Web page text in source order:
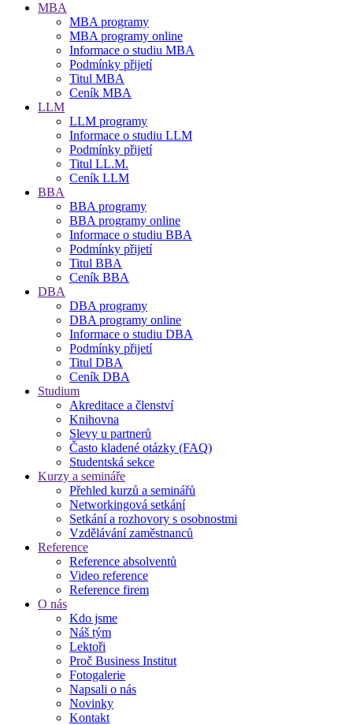
MBA
MBA programy
MBA programy online
Informace o studiu MBA
Podmínky přijetí
Titul MBA
Ceník MBA
LLM
LLM programy
Informace o studiu LLM
Podmínky přijetí
Titul LL.M.
Ceník LLM
BBA
BBA programy
BBA programy online
Informace o studiu BBA
Podmínky přijetí
Titul BBA
Ceník BBA
DBA
DBA programy
DBA programy online
Informace o studiu DBA
Podmínky přijetí
Titul DBA
Ceník DBA
Studium
Akreditace a členství
Knihovna
Slevy u partnerů
Často kladené otázky (FAQ)
Studentská sekce
Kurzy a semináře
Přehled kurzů a seminářů
Networkingová setkání
Setkání a rozhovory s osobnostmi
Vzdělávání zaměstnanců
Reference
Reference absolventů
Video reference
Reference firem
O nás
Kdo jsme
Náš tým
Lektoři
Proč Business Institut
Fotogalerie
Napsali o nás
Novinky
Kontakt